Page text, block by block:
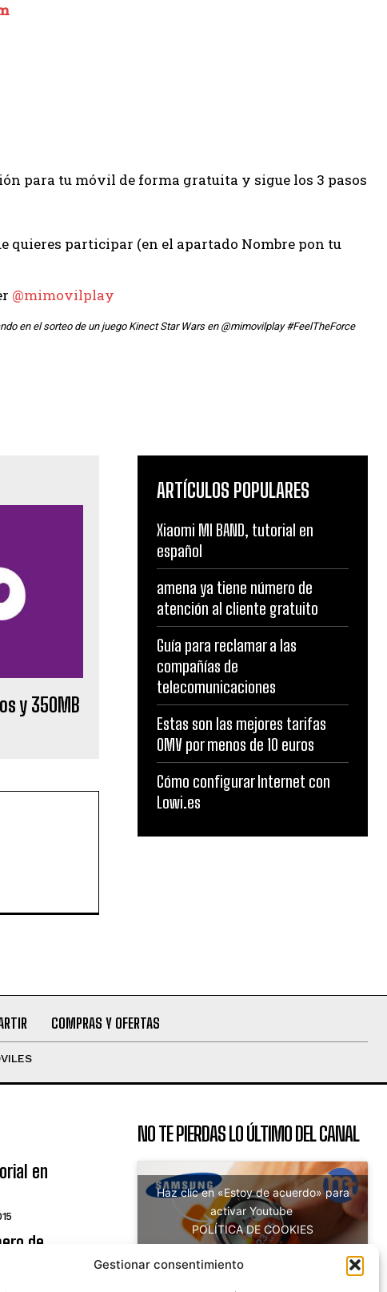
Gestionar consentimiento
para tu móvil de forma gratuita y sigue los 3 pasos
quieres participar (en el apartado Nombre pon tu
@mimovilplay
en el sorteo de un juego Kinect Star Wars en @mimovilplay #FeelTheForce
y 350MB
ARTÍCULOS POPULARES
Xiaomi MI BAND, tutorial en
español
amena ya tiene número de
atención al cliente gratuito
Guía para reclamar a las
compañías de
telecomunicaciones
Estas son las mejores tarifas
OMV por menos de 10 euros
Cómo configurar Internet con
Lowi.es
COMPRAS Y OFERTAS
en
de
NO TE PIERDAS LO ÚLTIMO DEL CANAL
Haz clic en «Estoy de acuerdo» para
activar Youtube
POLÍTICA DE COOKIES
Estoy de acuerdo